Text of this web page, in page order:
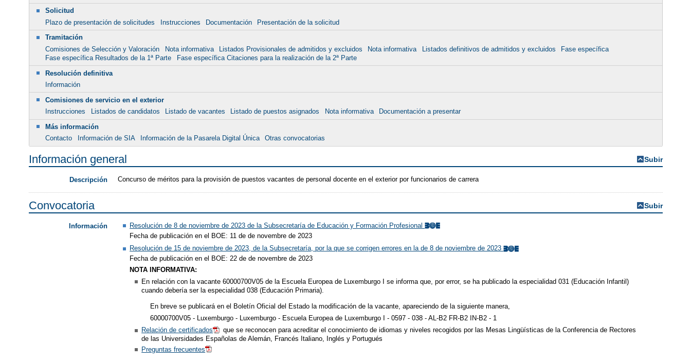
Solicitud
Plazo de presentación de solicitudes
Instrucciones Documentación
Presentación de la solicitud
Tramitación
Comisiones de Selección y Valoración
Nota informativa Listados Provisionales de admitidos y excluidos Nota informativa Listados definitivos de admitidos y excluidos
Fase específica
Fase específica Resultados de la 1ª Parte
Fase específica Citaciones para la realización de la 2ª Parte
Resolución definitiva
Información
Comisiones de servicio en el exterior
Instrucciones
Listados de candidatos Listado de vacantes Listado de puestos asignados Nota informativa
Documentación a presentar
Más información
Contacto
Información de SIA Información de la Pasarela Digital Única Otras convocatorias
Información general Subir
Descripción Concurso de méritos para la provisión de puestos vacantes de personal docente en el exterior por funcionarios de carrera
Convocatoria Subir
Información
Resolución de 8 de noviembre de 2023 de la Subsecretaría de Educación y Formación Profesional
Fecha de publicación en el BOE: 11 de de novembre de 2023
Resolución de 15 de noviembre de 2023, de la Subsecretaría, por la que se corrigen errores en la de 8 de noviembre de 2023
Fecha de publicación en el BOE: 22 de de novembre de 2023
NOTA INFORMATIVA:
En relación con la vacante 60000700V05 de la Escuela Europea de Luxemburgo I se informa que, por error, se ha publicado la especialidad 031 (Educación Infantil)
cuando debería ser la especialidad 038 (Educación Primaria).
En breve se publicará en el Boletín Oficial del Estado la modificación de la vacante, apareciendo de la siguiente manera,
60000700V05 - Luxemburgo - Luxemburgo - Escuela Europea de Luxemburgo I - 0597 - 038 - AL-B2 FR-B2 IN-B2 - 1
Relación de certificados
que se reconocen para acreditar el conocimiento de idiomas y niveles recogidos por las Mesas Lingüísticas de la Conferencia de Rectores
de las Universidades Españolas de Alemán, Francés Italiano, Inglés y Portugués
Preguntas frecuentes